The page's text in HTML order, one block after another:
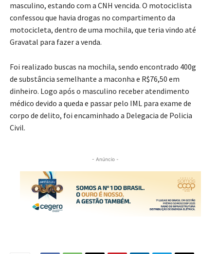
masculino, estando com a CNH vencida. O motociclista
confessou que havia drogas no compartimento da
motocicleta, dentro de uma mochila, que teria vindo até
Gravatal para fazer a venda.
Foi realizado buscas na mochila, sendo encontrado 400g
de substância semelhante a maconha e R$76,50 em
dinheiro. Logo após o masculino receber atendimento
médico devido a queda e passar pelo IML para exame de
corpo de delito, foi encaminhado a Delegacia de Policia
Civil.
- Anúncio -